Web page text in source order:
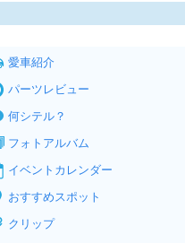
愛車紹介
パーツレビュー
何シテル？
フォトアルバム
イベントカレンダー
おすすめスポット
クリップ